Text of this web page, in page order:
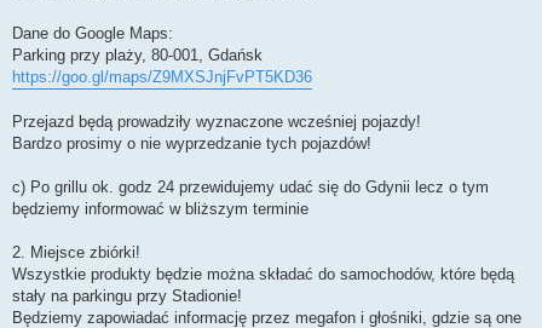
Dane do Google Maps:
Parking przy plaży, 80-001, Gdańsk
https://goo.gl/maps/Z9MXSJnjFvPT5KD36
Przejazd będą prowadziły wyznaczone wcześniej pojazdy!
Bardzo prosimy o nie wyprzedzanie tych pojazdów!
c) Po grillu ok. godz 24 przewidujemy udać się do Gdynii lecz o tym
będziemy informować w bliższym terminie
2. Miejsce zbiórki!
Wszystkie produkty będzie można składać do samochodów, które będą
stały na parkingu przy Stadionie!
Będziemy zapowiadać informację przez megafon i głośniki, gdzie są one